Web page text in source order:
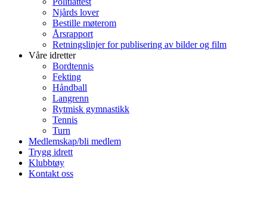
Njårds lover
Bestille møterom
Årsrapport
Retningslinjer for publisering av bilder og film
Våre idretter
Bordtennis
Fekting
Håndball
Langrenn
Rytmisk gymnastikk
Tennis
Turn
Medlemskap/bli medlem
Trygg idrett
Klubbtøy
Kontakt oss